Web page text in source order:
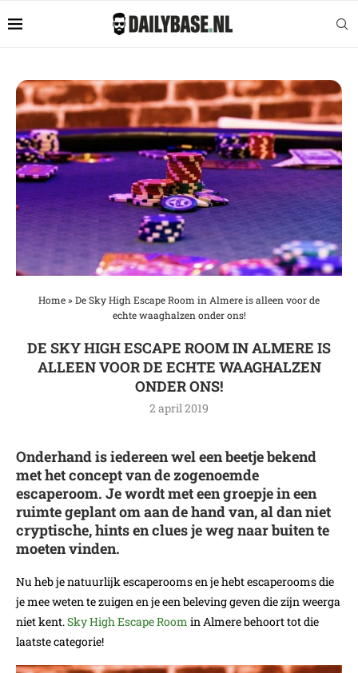
Home» De Sky High Escape Room in Almere is alleen voor de
echte waaghalzen onder ons!
DE SKY HIGH ESCAPE ROOM IN ALMERE IS
ALLEEN VOOR DE ECHTE WAAGHALZEN
ONDER ONS!
2 april 2019
Onderhand is iedereen wel een beetje bekend
met het concept van de zogenoemde
escaperoom. Je wordt met een groepje in een
ruimte geplant om aan de hand van, al dan niet
cryptische, hints en clues je weg naar buiten te
moeten vinden.
Nu heb je natuurlijk escaperooms en je hebt escaperooms die
je mee weten te zuigen en je een beleving geven die zijn weerga
niet kent.Sky High Escape Room in Almere behoort tot die
laatste categorie!